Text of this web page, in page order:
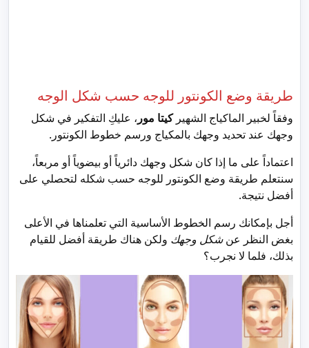
طريقة وضع الكونتور للوجه حسب شكل الوجه
وفقاً لخبير الماكياج الشهيركيتا مور ، عليكِ التفكير في شكل
وجهك عند تحديد وجهك بالمكياج ورسم خطوط الكونتور.
اعتماداً على ما إذا كان شكل وجهك دائرياً أو بيضوياً أو مربعاً،
سنتعلم طريقة وضع الكونتور للوجه حسب شكله لتحصلي على
أفضل نتيجة.
أجل بإمكانك رسم الخطوط الأساسية التي تعلمناها في الأعلى
بغض النظر عنشكل وجهك ولكن هناك طريقة أفضل للقيام
بذلك، فلما لا نجرب؟